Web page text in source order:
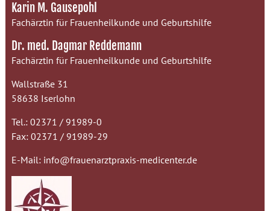
Karin M. Gausepohl
Fachärztin für Frauenheilkunde und Geburtshilfe
Dr. med. Dagmar Reddemann
Fachärztin für Frauenheilkunde und Geburtshilfe
Wallstraße 31
58638 Iserlohn
Tel.: 02371 / 91989-0
Fax: 02371 / 91989-29
E-Mail: info@frauenarztpraxis-medicenter.de